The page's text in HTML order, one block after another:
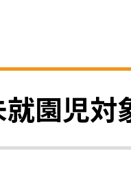
園児対